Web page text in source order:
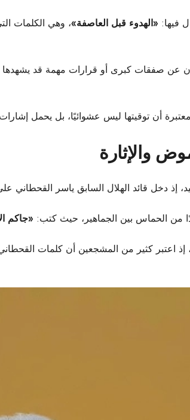
فيها: «الهدوء قبل العاصفة»، وهي الكلمات
عن صفقات كبرى أو قرارات مهمة قد يشهدها
أن توقيتها ليس عشوائيًا، بل يحمل
والإثارة
إذ دخل قائد الهلال السابق ياسر
من الحماس بين الجماهير، حيث كتب: «جاكم
اعتبر كثير من المشجعين أن كلمات